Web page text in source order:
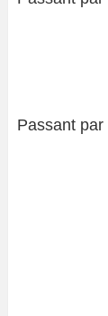
Passant par